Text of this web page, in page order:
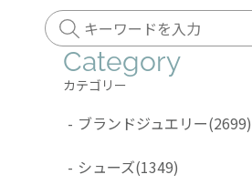
Category
カテゴリー
- ブランドジュエリー(2699)
- シューズ(1349)